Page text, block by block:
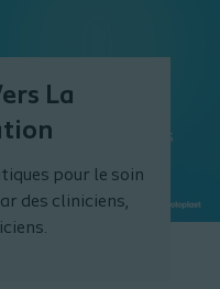
La
pour le soin
des cliniciens,